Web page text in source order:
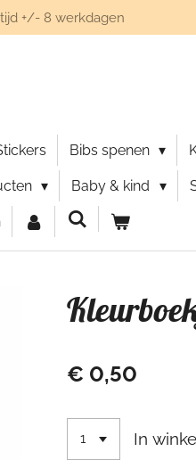
+/- 8 werkdagen
Bibs spenen
Baby & kind
€ 0,50
In